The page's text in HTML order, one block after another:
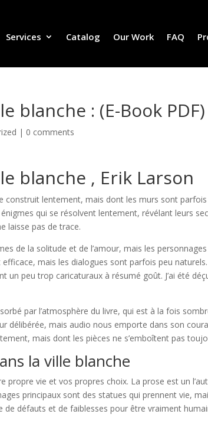
Services Catalog Our Work FAQ
blanche : (E-Book PDF)
| 0 comments
blanche , Erik Larson
construit lentement, mais dont les murs sont
qui se résolvent lentement, révélant leurs
laisse pas de trace.
de la solitude et de l’amour, mais les
mais les dialogues sont parfois peu naturels.
un peu trop caricaturaux à résumé goût. J’ai été
par l’atmosphère du livre, qui est à la fois
délibérée, mais audio nous emporte dans son
mais dont les pièces ne s’emboîtent pas
la ville blanche
propre vie et vos propres choix. La prose est un
principaux sont des statues qui prennent vie,
de défauts et de faiblesses pour être vraiment